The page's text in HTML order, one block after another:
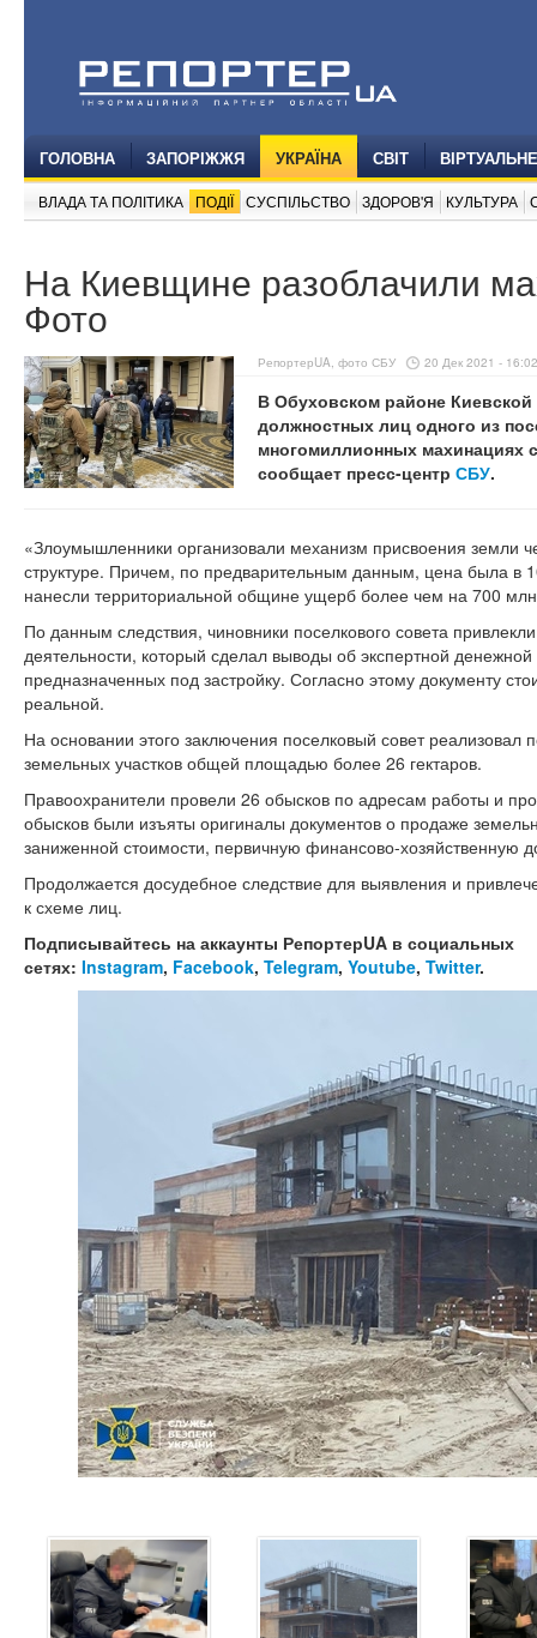
ГОЛОВНА ЗАПОРІЖЖЯ УКРАЇНА СВІТ
ВЛАДА ТА ПОЛІТИКА ПОДІЇ СУСПІЛЬСТВО ЗДОРОВ'Я КУЛЬТУРА
На Киевщине разоблачили
Фото
РепортерUA, фото СБУ 20 Дек 2021 - 16:02
В Обуховском районе
должностных лиц одного из
многомиллионных махинациях
сообщает пресс-центр СБУ.
«Злоумышленники организовали механизм присвоения земли
структуре. Причем, по предварительным данным, цена была в
нанесли территориальной общине ущерб более чем на 700
По данным следствия, чиновники поселкового совета
деятельности, который сделал выводы об экспертной
предназначенных под застройку. Согласно этому документу
реальной.
На основании этого заключения поселковый совет реализовал
земельных участков общей площадью более 26 гектаров.
Правоохранители провели 26 обысков по адресам работы и
обысков были изъяты оригиналы документов о продаже
заниженной стоимости, первичную финансово-хозяйственную
Продолжается досудебное следствие для выявления и
к схеме лиц.
Подписывайтесь на аккаунты РепортерUA в социальных
сетях: Instagram, Facebook, Telegram, Youtube, Twitter.